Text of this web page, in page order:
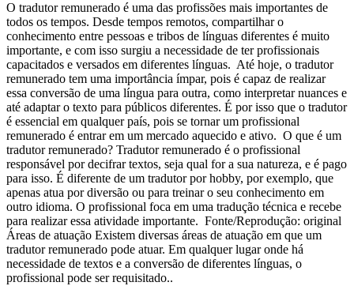
O tradutor remunerado é uma das profissões mais importantes de
todos os tempos. Desde tempos remotos, compartilhar o
conhecimento entre pessoas e tribos de línguas diferentes é muito
importante, e com isso surgiu a necessidade de ter profissionais
capacitados e versados em diferentes línguas. Até hoje, o tradutor
remunerado tem uma importância ímpar, pois é capaz de realizar
essa conversão de uma língua para outra, como interpretar nuances e
até adaptar o texto para públicos diferentes. É por isso que o tradutor
é essencial em qualquer país, pois se tornar um profissional
remunerado é entrar em um mercado aquecido e ativo. O que é um
tradutor remunerado? Tradutor remunerado é o profissional
responsável por decifrar textos, seja qual for a sua natureza, e é pago
para isso. É diferente de um tradutor por hobby, por exemplo, que
apenas atua por diversão ou para treinar o seu conhecimento em
outro idioma. O profissional foca em uma tradução técnica e recebe
para realizar essa atividade importante. Fonte/Reprodução: original
Áreas de atuação Existem diversas áreas de atuação em que um
tradutor remunerado pode atuar. Em qualquer lugar onde há
necessidade de textos e a conversão de diferentes línguas, o
profissional pode ser requisitado..